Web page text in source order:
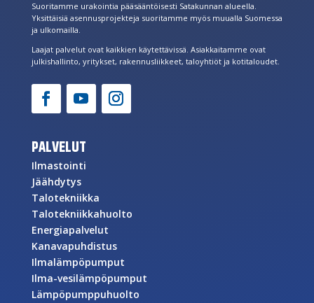
Suoritamme urakointia pääsääntöisesti Satakunnan alueella.
Yksittäisiä asennusprojekteja suoritamme myös muualla Suomessa
ja ulkomailla.
Laajat palvelut ovat kaikkien käytettävissä. Asiakkaitamme ovat
julkishallinto, yritykset, rakennusliikkeet, taloyhtiöt ja kotitaloudet.
PALVELUT
Ilmastointi
Jäähdytys
Talotekniikka
Talotekniikkahuolto
Energiapalvelut
Kanavapuhdistus
Ilmalämpöpumput
Ilma-vesilämpöpumput
Lämpöpumppuhuolto